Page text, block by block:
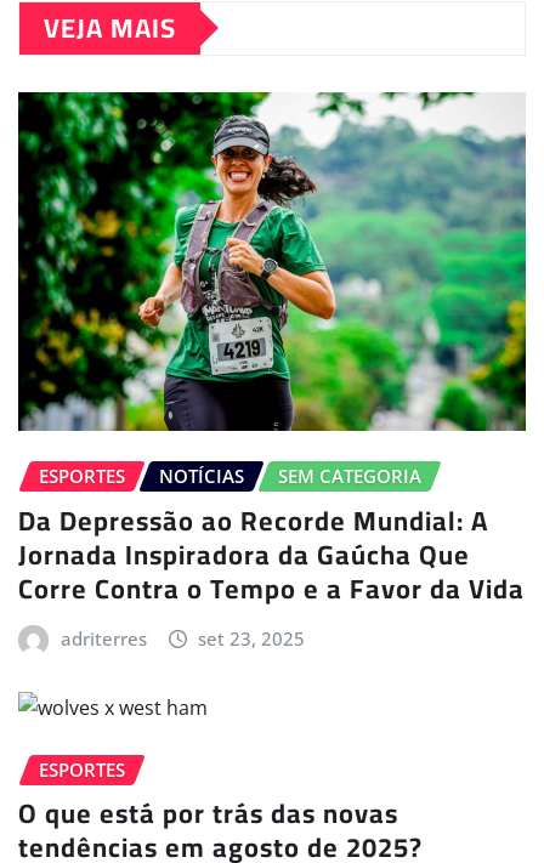
VEJA MAIS
ESPORTES NOTÍCIAS SEM CATEGORIA
Da Depressão ao Recorde Mundial: A
Jornada Inspiradora da Gaúcha Que
Corre Contra o Tempo e a Favor da Vida
adriterres set 23, 2025
ESPORTES
O que está por trás das novas
tendências em agosto de 2025?